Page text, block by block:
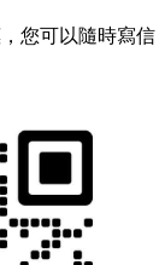
您可以隨時寫信